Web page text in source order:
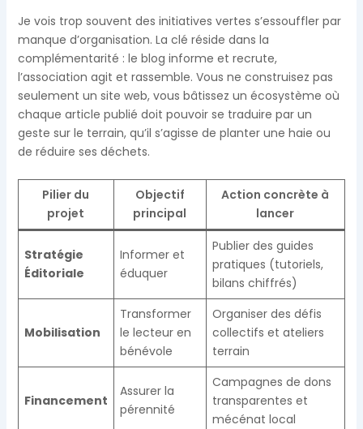
Je vois trop souvent des initiatives vertes s’essouffler par
manque d’organisation. La clé réside dans la
complémentarité : le blog informe et recrute,
l’association agit et rassemble. Vous ne construisez pas
seulement un site web, vous bâtissez un écosystème où
chaque article publié doit pouvoir se traduire par un
geste sur le terrain, qu’il s’agisse de planter une haie ou
de réduire ses déchets.
Pilier du
projet
Objectif
principal
Action concrète à
lancer
Stratégie
Éditoriale
Informer et
éduquer
Publier des guides
pratiques (tutoriels,
bilans chiffrés)
Mobilisation
Transformer
le lecteur en
bénévole
Organiser des défis
collectifs et ateliers
terrain
Financement
Assurer la
pérennité
Campagnes de dons
transparentes et
mécénat local